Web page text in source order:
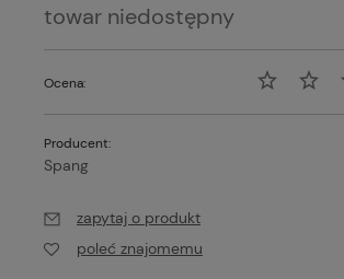
towar niedostępny
Ocena:
Producent:
Spang
zapytaj o produkt
poleć znajomemu